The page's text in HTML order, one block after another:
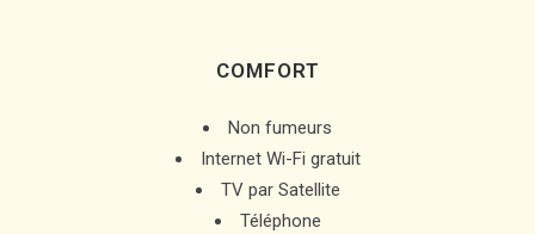
COMFORT
Non fumeurs
Internet Wi-Fi gratuit
TV par Satellite
Téléphone